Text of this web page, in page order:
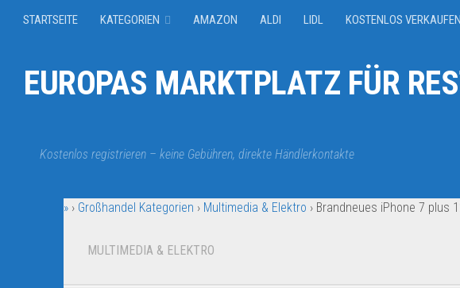
STARTSEITE KATEGORIEN AMAZON ALDI LIDL KOSTENLOS VERKAUFEN
EUROPAS MARKTPLATZ FÜR
Kostenlos registrieren – keine Gebühren, direkte Händlerkontakte
» › Großhandel Kategorien › Multimedia & Elektro › Brandneues iPhone 7 plus
MULTIMEDIA & ELEKTRO